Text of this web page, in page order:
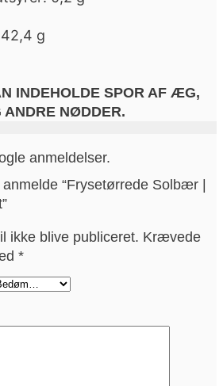
g
INDEHOLDE SPOR AF ÆG,
NØDDER.
anmeldelser.
“Frysetørrede Solbær |
ikke blive publiceret. Krævede
*